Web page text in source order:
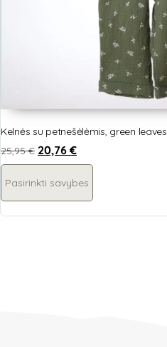
Kelnės su petnešėlėmis, green leaves
25,95€ 20,76 €
Pasirinkti savybes